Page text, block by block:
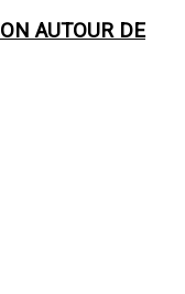
AUTOUR DE